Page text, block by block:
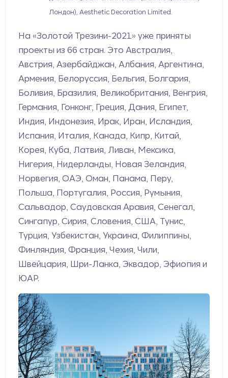
Лондон), Aesthetic Decoration Limited.
На «Золотой Трезини-2021» уже приняты
проекты из 66 стран. Это Австралия,
Австрия, Азербайджан, Албания, Аргентина,
Армения, Белоруссия, Бельгия, Болгария,
Боливия, Бразилия, Великобритания, Венгрия,
Германия, Гонконг, Греция, Дания, Египет,
Индия, Индонезия, Ирак, Иран, Исландия,
Испания, Италия, Канада, Кипр, Китай,
Корея, Куба, Латвия, Ливан, Мексика,
Нигерия, Нидерланды, Новая Зеландия,
Норвегия, ОАЭ, Оман, Панама, Перу,
Польша, Португалия, Россия, Румыния,
Сальвадор, Саудовская Аравия, Сенегал,
Сингапур, Сирия, Словения, США, Тунис,
Турция, Узбекистан, Украина, Филиппины,
Финляндия, Франция, Чехия, Чили,
Швейцария, Шри-Ланка, Эквадор, Эфиопия и
ЮАР.